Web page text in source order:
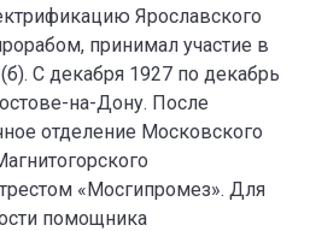
Ярославского
принимал участие в
С декабря 1927 по декабрь
на-Дону. После
отделение Московского
«Мосгипромез». Для
помощника